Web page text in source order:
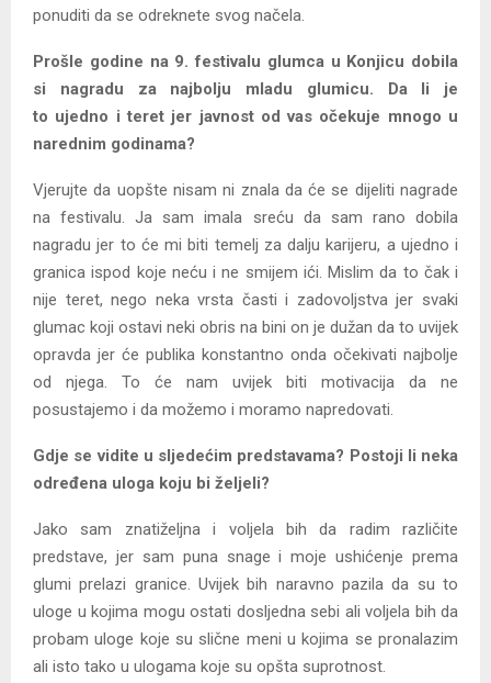
ponuditi da se odreknete svog načela.
Prošle godine na 9. festivalu glumca u Konjicu dobila
si nagradu za najbolju mladu glumicu. Da li je
to ujedno i teret jer javnost od vas očekuje mnogo u
narednim godinama?
Vjerujte da uopšte nisam ni znala da će se dijeliti nagrade
na festivalu. Ja sam imala sreću da sam rano dobila
nagradu jer to će mi biti temelj za dalju karijeru, a ujedno i
granica ispod koje neću i ne smijem ići. Mislim da to čak i
nije teret, nego neka vrsta časti i zadovoljstva jer svaki
glumac koji ostavi neki obris na bini on je dužan da to uvijek
opravda jer će publika konstantno onda očekivati najbolje
od njega. To će nam uvijek biti motivacija da ne
posustajemo i da možemo i moramo napredovati.
Gdje se vidite u sljedećim predstavama? Postoji li neka
određena uloga koju bi željeli?
Jako sam znatiželjna i voljela bih da radim različite
predstave, jer sam puna snage i moje ushićenje prema
glumi prelazi granice. Uvijek bih naravno pazila da su to
uloge u kojima mogu ostati dosljedna sebi ali voljela bih da
probam uloge koje su slične meni u kojima se pronalazim
ali isto tako u ulogama koje su opšta suprotnost.